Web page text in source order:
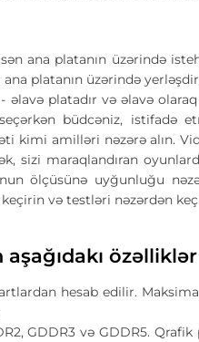
ana platanın üzərində
platanın üzərində
platadır və əlavə
büdcəniz, istifadə
amilləri nəzərə alın.
sizi maraqlandıran
ölçüsünə uyğunluğu
və testləri nəzərdən
hesab edilir.
GDDR3 və GDDR5.